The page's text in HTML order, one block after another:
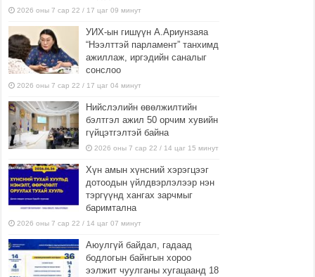
2026 оны 7 сар 22 / 17 цаг 09 минут
УИХ-ын гишүүн А.Ариунзаяа
“Нээлттэй парламент” танхимд
ажиллаж, иргэдийн саналыг
сонслоо
2026 оны 7 сар 22 / 17 цаг 04 минут
Нийслэлийн өвөлжилтийн
бэлтгэл ажил 50 орчим хувийн
гүйцэтгэлтэй байна
2026 оны 7 сар 22 / 14 цаг 15 минут
Хүн амын хүнсний хэрэгцээг
дотоодын үйлдвэрлэлээр нэн
тэргүүнд хангах зарчмыг
баримтална
2026 оны 7 сар 22 / 14 цаг 07 минут
Аюулгүй байдал, гадаад
бодлогын байнгын хороо
ээлжит чуулганы хугацаанд 18